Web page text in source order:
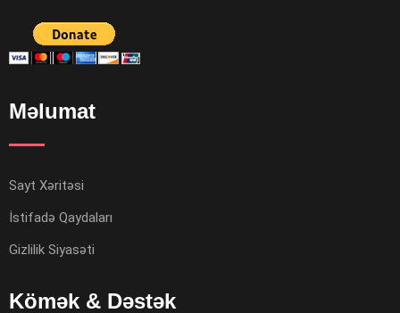
Məlumat
Sayt Xəritəsi
İstifadə Qaydaları
Gizlilik Siyasəti
Kömək & Dəstək